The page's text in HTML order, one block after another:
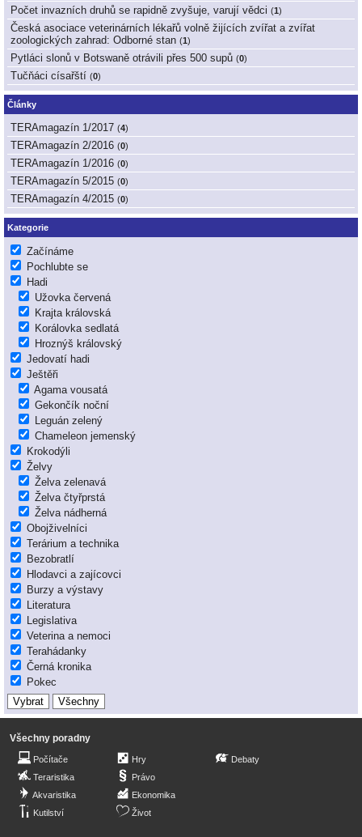
Počet invazních druhů se rapidně zvyšuje, varují vědci (1)
Česká asociace veterinárních lékařů volně žijících zvířat a zvířat
zoologických zahrad: Odborné stan (1)
Pytláci slonů v Botswaně otrávili přes 500 supů (0)
Tučňáci císařští (0)
Články
TERAmagazín 1/2017 (4)
TERAmagazín 2/2016 (0)
TERAmagazín 1/2016 (0)
TERAmagazín 5/2015 (0)
TERAmagazín 4/2015 (0)
Kategorie
Začínáme
Pochlubte se
Hadi
Užovka červená
Krajta královská
Korálovka sedlatá
Hroznýš královský
Jedovatí hadi
Ještěři
Agama vousatá
Gekončík noční
Leguán zelený
Chameleon jemenský
Krokodýli
Želvy
Želva zelenavá
Želva čtyřprstá
Želva nádherná
Obojživelníci
Terárium a technika
Bezobratlí
Hlodavci a zajícovci
Burzy a výstavy
Literatura
Legislativa
Veterina a nemoci
Terahádanky
Černá kronika
Pokec
Všechny poradny
Počítače
Teraristika
Akvaristika
Kutilství
Hry
Právo
Ekonomika
Život
Debaty